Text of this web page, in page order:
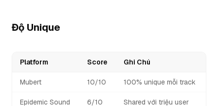
Độ Unique
Platform Score Ghi Chú
Mubert 10/10 100% unique mỗi track
Epidemic Sound 6/10 Shared với triệu user